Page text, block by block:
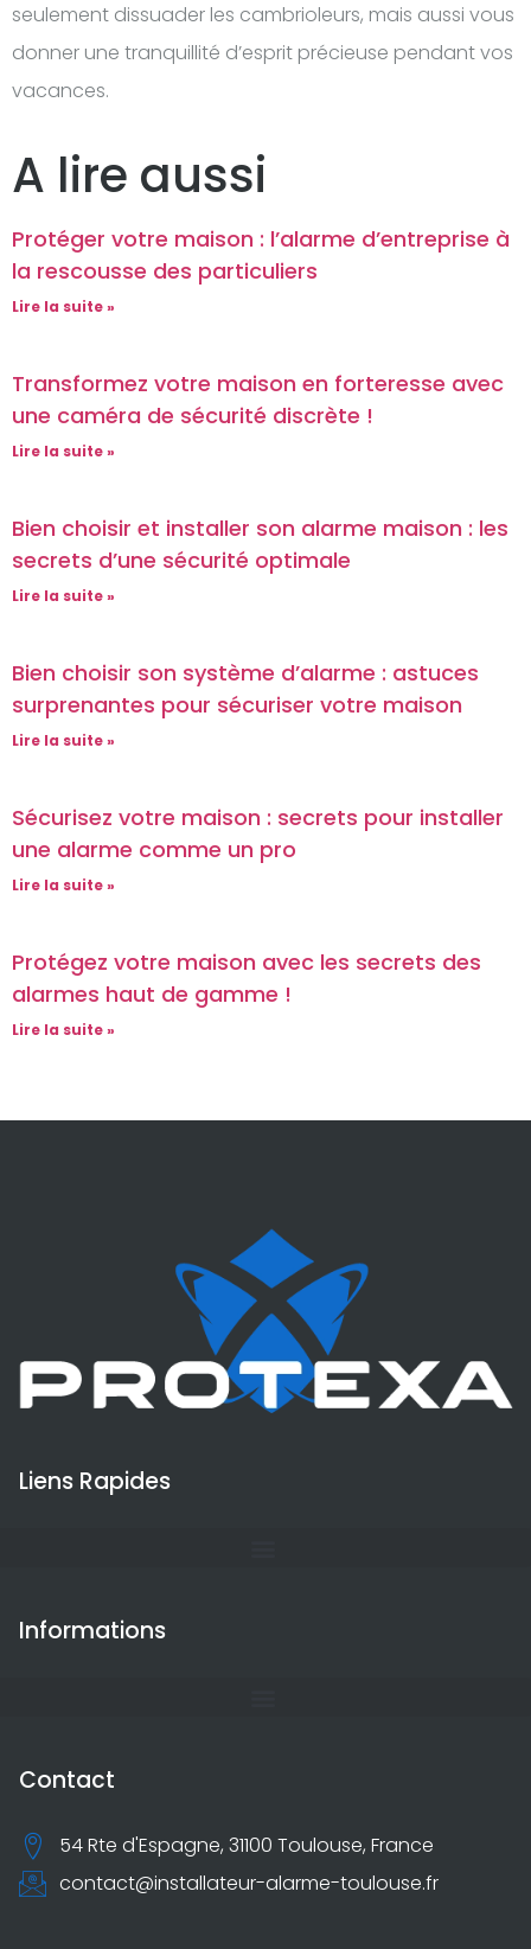
seulement dissuader les cambrioleurs, mais aussi vous
donner une tranquillité d’esprit précieuse pendant vos
vacances.
A lire aussi
Protéger votre maison : l’alarme d’entreprise à
la rescousse des particuliers
Lire la suite »
Transformez votre maison en forteresse avec
une caméra de sécurité discrète !
Lire la suite »
Bien choisir et installer son alarme maison : les
secrets d’une sécurité optimale
Lire la suite »
Bien choisir son système d’alarme : astuces
surprenantes pour sécuriser votre maison
Lire la suite »
Sécurisez votre maison : secrets pour installer
une alarme comme un pro
Lire la suite »
Protégez votre maison avec les secrets des
alarmes haut de gamme !
Lire la suite »
Liens Rapides
Informations
Contact
54 Rte d'Espagne, 31100 Toulouse, France
contact@installateur-alarme-toulouse.fr